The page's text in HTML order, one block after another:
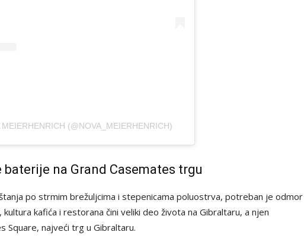
(@NOVA_MEIERHENRICH)
na Grand Casemates trgu
po strmim brežuljcima i stepenicama poluostrva, potreban je odmor
kafića i restorana čini veliki deo života na Gibraltaru, a njen
Square, najveći trg u Gibraltaru.